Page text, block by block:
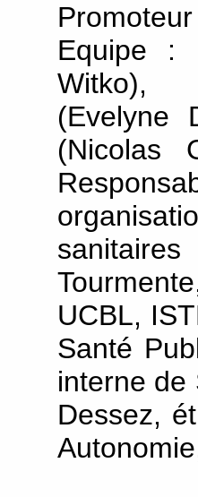
Equipe :
Witko),
(Evelyne
(Nicolas
UCBL,
Santé
interne de
Dessez,